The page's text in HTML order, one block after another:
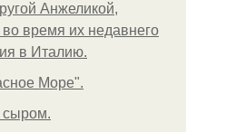
Анжеликой,
время их недавнего
в Италию.
Море".
сыром.